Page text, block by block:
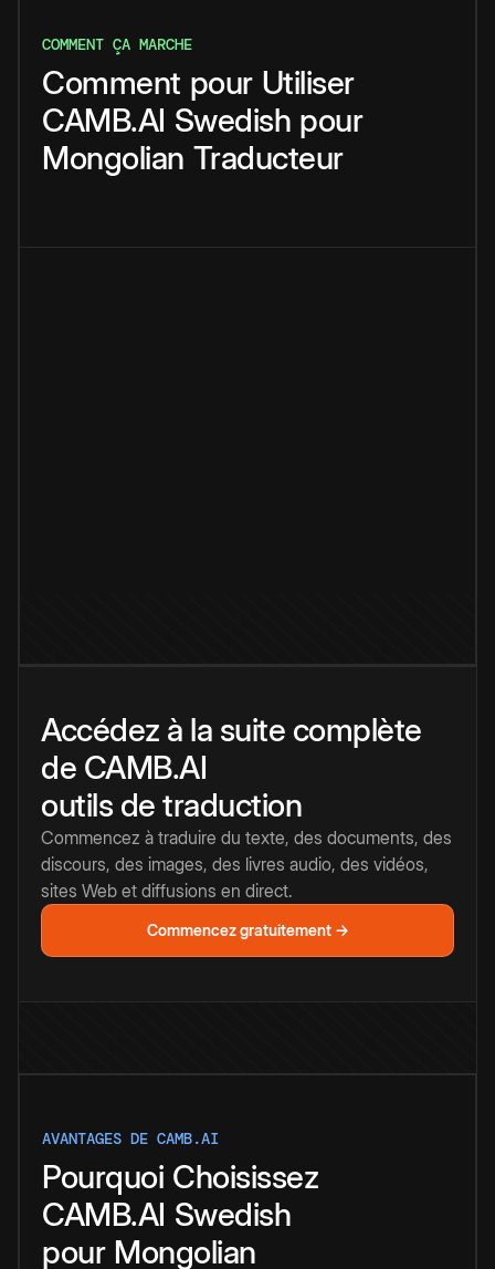
COMMENT ÇA MARCHE
Comment pour Utiliser
CAMB.AI Swedish pour
Mongolian Traducteur
Accédez à la suite complète
de CAMB.AI
outils de traduction
Commencez à traduire du texte, des documents, des
discours, des images, des livres audio, des vidéos,
sites Web et diffusions en direct.
Commencez gratuitement →
AVANTAGES DE CAMB.AI
Pourquoi Choisissez
CAMB.AI Swedish
pour Mongolian